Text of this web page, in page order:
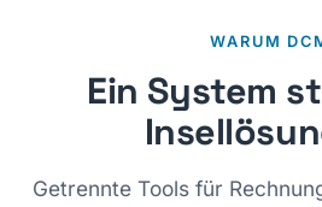
WARUM
Ein System
Getrennte Tools für